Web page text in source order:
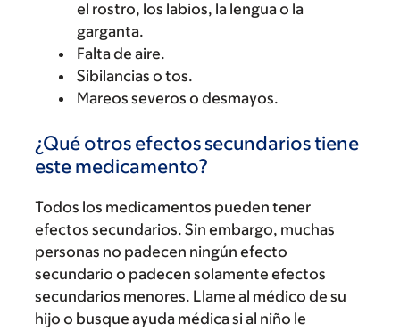
el rostro, los labios, la lengua o la
garganta.
Falta de aire.
Sibilancias o tos.
Mareos severos o desmayos.
¿Qué otros efectos secundarios tiene
este medicamento?
Todos los medicamentos pueden tener
efectos secundarios. Sin embargo, muchas
personas no padecen ningún efecto
secundario o padecen solamente efectos
secundarios menores. Llame al médico de su
hijo o busque ayuda médica si al niño le